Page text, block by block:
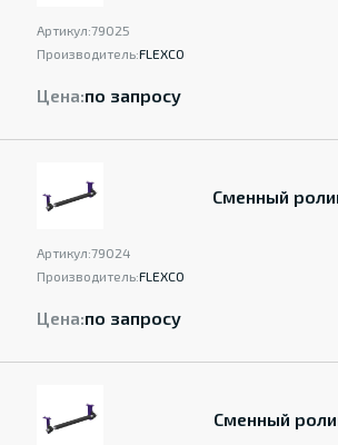
Артикул:79025
Производитель:FLEXCO
Цена:по запросу
Сменный
Артикул:79024
Производитель:FLEXCO
Цена:по запросу
Сменный